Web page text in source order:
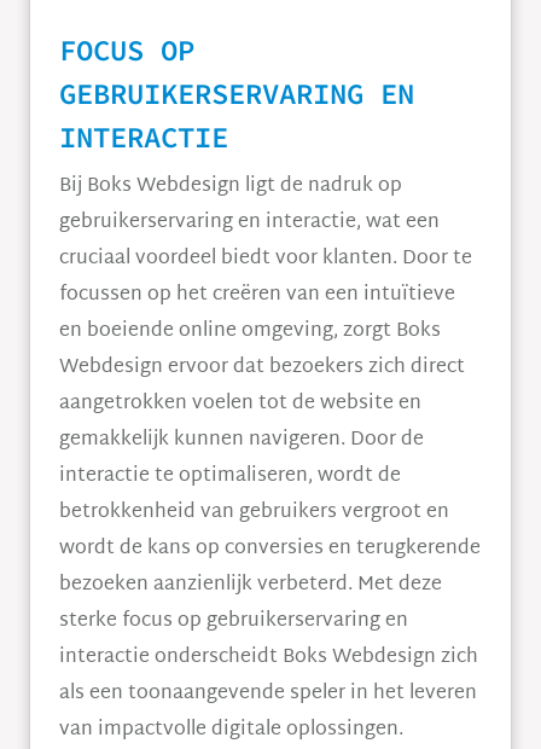
FOCUS OP
GEBRUIKERSERVARING EN
INTERACTIE
Bij Boks Webdesign ligt de nadruk op
gebruikerservaring en interactie, wat een
cruciaal voordeel biedt voor klanten. Door te
focussen op het creëren van een intuïtieve
en boeiende online omgeving, zorgt Boks
Webdesign ervoor dat bezoekers zich direct
aangetrokken voelen tot de website en
gemakkelijk kunnen navigeren. Door de
interactie te optimaliseren, wordt de
betrokkenheid van gebruikers vergroot en
wordt de kans op conversies en terugkerende
bezoeken aanzienlijk verbeterd. Met deze
sterke focus op gebruikerservaring en
interactie onderscheidt Boks Webdesign zich
als een toonaangevende speler in het leveren
van impactvolle digitale oplossingen.